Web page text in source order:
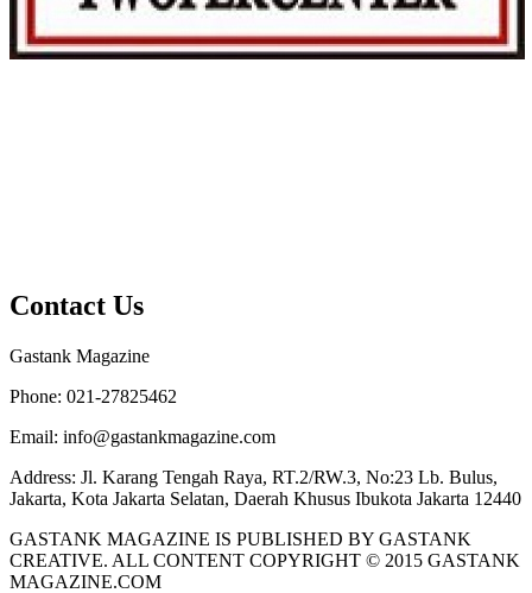
Contact Us
Gastank Magazine
Phone: 021-27825462
Email: info@gastankmagazine.com
Address: Jl. Karang Tengah Raya, RT.2/RW.3, No:23 Lb. Bulus,
Jakarta, Kota Jakarta Selatan, Daerah Khusus Ibukota Jakarta 12440
GASTANK MAGAZINE IS PUBLISHED BY GASTANK
CREATIVE. ALL CONTENT COPYRIGHT © 2015 GASTANK
MAGAZINE.COM